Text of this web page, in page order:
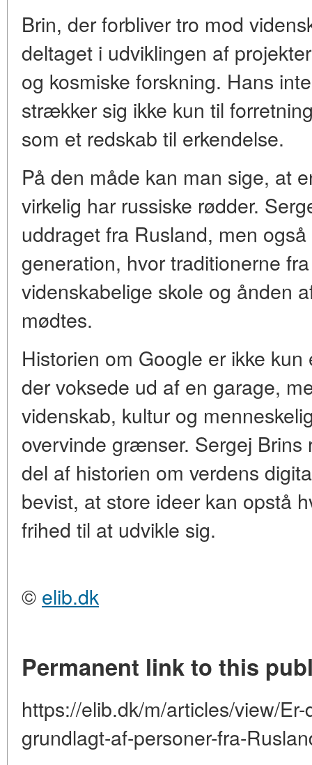
Brin, der forbliver tro mod
deltaget i udviklingen af
og kosmiske forskning. Hans
strækker sig ikke kun til
som et redskab til erkendelse.
På den måde kan man sige, at
virkelig har russiske rødder.
uddraget fra Rusland, men
generation, hvor traditionerne
videnskabelige skole og ånden
mødtes.
Historien om Google er ikke
der voksede ud af en garage,
videnskab, kultur og
overvinde grænser. Sergej Brins
del af historien om verdens
bevist, at store ideer kan opstå
frihed til at udvikle sig.
© elib.dk
Permanent link to this
https://elib.dk/m/articles/view/
grundlagt-af-personer-fra-